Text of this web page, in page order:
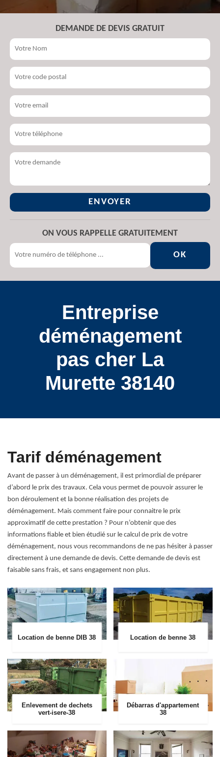
DEMANDE DE DEVIS GRATUIT
ON VOUS RAPPELLE GRATUITEMENT
Entreprise
déménagement
pas cher La
Murette 38140
Tarif déménagement
Avant de passer à un déménagement, il est primordial de préparer
d’abord le prix des travaux. Cela vous permet de pouvoir assurer le
bon déroulement et la bonne réalisation des projets de
déménagement. Mais comment faire pour connaitre le prix
approximatif de cette prestation ? Pour n’obtenir que des
informations fiable et bien étudié sur le calcul de prix de votre
déménagement, nous vous recommandons de ne pas hésiter à passer
directement à une demande de devis. Cette demande de devis est
faisable sans frais, et sans engagement non plus.
Location de benne DIB 38 Location de benne 38
Enlevement de dechets
vert-isere-38
Débarras d'appartement
38